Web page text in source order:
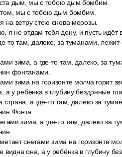
дым, мы с тобою дым бомбим.
мы с тобою дым бомбим.
на ветру стою снова морозы.
не отдам тебя дону, и пусть идёт
то там, далеко, за туманами,
зима, а где-то там, далеко, за
фонтанами.
зима на горизонте молча горит
а у ребёнка в глубину бездонные
страна, а где-то там, далеко за
Фонта.
зима, а где-то там, далеко
снегами зима на горизонте
видна она, а у ребёнка в глубину